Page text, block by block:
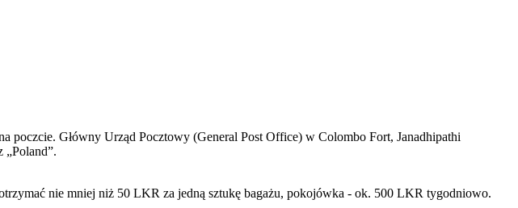
poczcie. Główny Urząd Pocztowy (General Post Office) w Colombo Fort, Janadhipathi
„Poland”.
nie mniej niż 50 LKR za jedną sztukę bagażu, pokojówka - ok. 500 LKR tygodniowo.